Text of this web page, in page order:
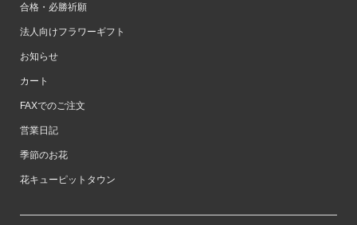
合格・必勝祈願
法人向けフラワーギフト
お知らせ
カート
FAXでのご注文
営業日記
季節のお花
花キューピットタウン